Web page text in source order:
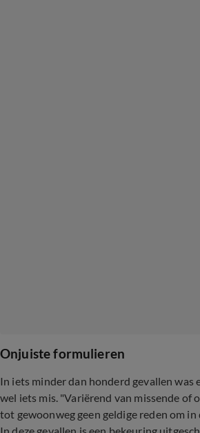
Onjuiste formulieren
In iets minder dan honderd gevallen was
wel iets mis. "Variërend van missende of
tot gewoonweg geen geldige reden om